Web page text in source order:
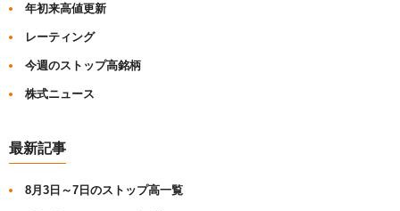
年初来高値更新
レーティング
今週のストップ高銘柄
株式ニュース
最新記事
8月3日～7日のストップ高一覧